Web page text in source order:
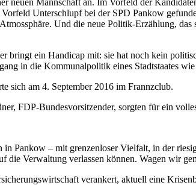
neuen Mannschaft an. Im Vorfeld der
Unterschlupf bei der SPD Pankow
Und die neue Politik-Erzählung,
ein Handicap mit: sie hat noch kein
in die Kommunalpolitik eines Stadtstaates
sich am 4. September 2016 im Frannzclub.
FDP-Bundesvorsitzender, sorgten für ein
Pankow – mit grenzenloser Vielfalt, in der
Verwaltung verlassen können. Wagen wir
verankert, aktuell eine